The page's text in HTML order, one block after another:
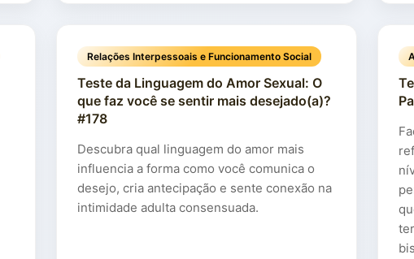
Relações Interpessoais e Funcionamento Social
Teste da Linguagem do Amor Sexual: O
que faz você se sentir mais desejado(a)?
#178
Descubra qual linguagem do amor mais
influencia a forma como você comunica o
desejo, cria antecipação e sente conexão na
intimidade adulta consensuada.